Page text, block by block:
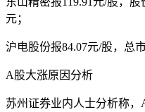
元；
沪电股份报84.07元/股，总
A股大涨原因分析
苏州证券业内人士分析称，